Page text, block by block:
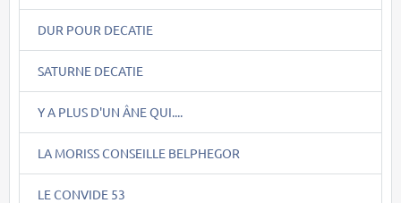
DUR POUR DECATIE
SATURNE DECATIE
Y A PLUS D'UN ÂNE QUI....
LA MORISS CONSEILLE BELPHEGOR
LE CONVIDE 53